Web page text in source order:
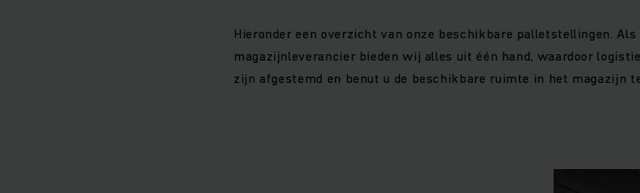
Hieronder een overzicht van onze beschikbare palletstellingen.
magazijnleverancier bieden wij alles uit één hand, waardoor
zijn afgestemd en benut u de beschikbare ruimte in het magazijn